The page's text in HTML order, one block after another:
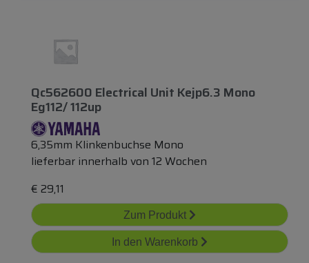
Qc562600 Electrical Unit Kejp6.3 Mono
Eg112/ 112up
6,35mm Klinkenbuchse Mono
lieferbar innerhalb von 12 Wochen
€ 29,11
Zum Produkt
In den Warenkorb